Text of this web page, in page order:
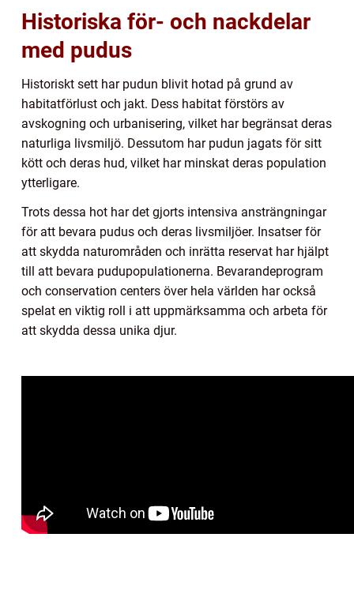
Historiska för- och nackdelar
med pudus
Historiskt sett har pudun blivit hotad på grund av
habitatförlust och jakt. Dess habitat förstörs av
avskogning och urbanisering, vilket har begränsat deras
naturliga livsmiljö. Dessutom har pudun jagats för sitt
kött och deras hud, vilket har minskat deras population
ytterligare.
Trots dessa hot har det gjorts intensiva ansträngningar
för att bevara pudus och deras livsmiljöer. Insatser för
att skydda naturområden och inrätta reservat har hjälpt
till att bevara pudupopulationerna. Bevarandeprogram
och conservation centers över hela världen har också
spelat en viktig roll i att uppmärksamma och arbeta för
att skydda dessa unika djur.